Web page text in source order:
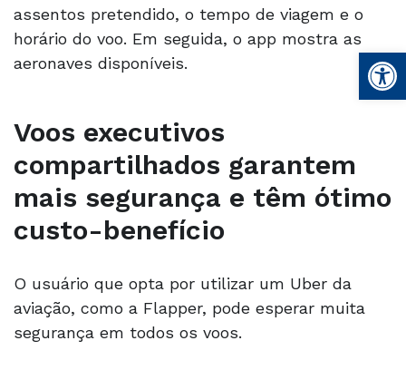
Abrir
assentos pretendido, o tempo de viagem e o
horário do voo. Em seguida, o app mostra as
aeronaves disponíveis.
Voos executivos
compartilhados garantem
mais segurança e têm ótimo
custo-benefício
O usuário que opta por utilizar um Uber da
aviação, como a Flapper, pode esperar muita
segurança em todos os voos.